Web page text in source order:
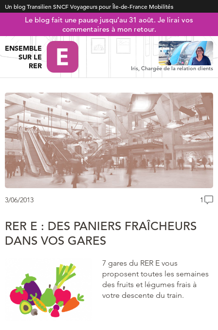
Un blog Transilien SNCF Voyageurs pour Île-de-France Mobilités
Le blog fait une pause jusqu’au 31 août. Je lirai vos
commentaires à mon retour.
ENSEMBLE
SUR LE
RER
Iris, Chargée de la relation clients
3/06/2013 1
RER E : DES PANIERS FRAÎCHEURS
DANS VOS GARES
7 gares du RER E vous
proposent toutes les semaines
des fruits et légumes frais à
votre descente du train.